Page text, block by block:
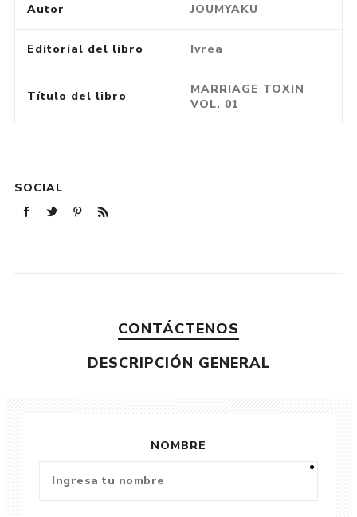
Autor JOUMYAKU
Editorial del libro Ivrea
Título del libro
MARRIAGE TOXIN
VOL. 01
SOCIAL
CONTÁCTENOS
DESCRIPCIÓN GENERAL
NOMBRE